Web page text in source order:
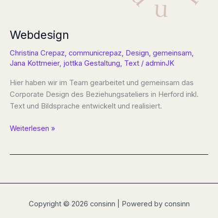
Webdesign
Christina Crepaz, communicrepaz, Design, gemeinsam,
Jana Kottmeier, jottka Gestaltung, Text / adminJK
Hier haben wir im Team gearbeitet und gemeinsam das
Corporate Design des Beziehungsateliers in Herford inkl.
Text und Bildsprache entwickelt und realisiert.
Webdesign
Weiterlesen »
Copyright © 2026 consinn | Powered by consinn